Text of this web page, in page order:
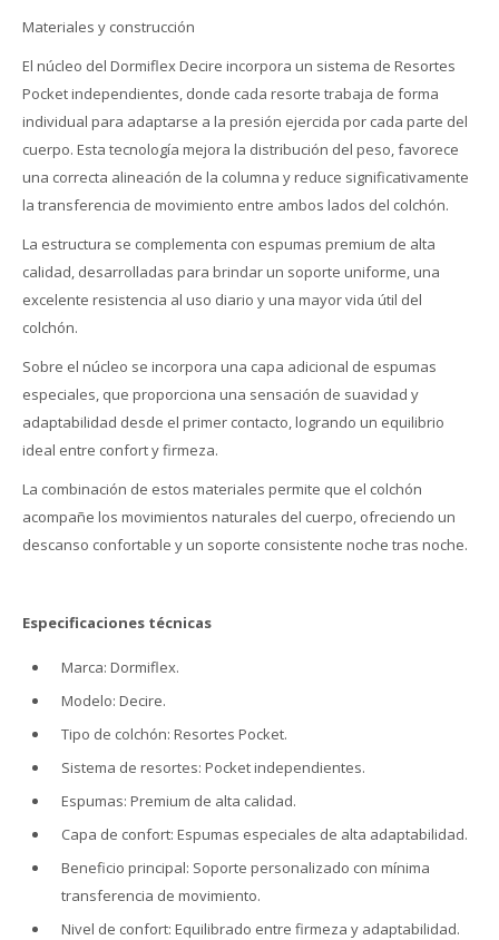
Materiales y construcción
El núcleo del Dormiflex Decire incorpora un sistema de Resortes
Pocket independientes, donde cada resorte trabaja de forma
individual para adaptarse a la presión ejercida por cada parte del
cuerpo. Esta tecnología mejora la distribución del peso, favorece
una correcta alineación de la columna y reduce significativamente
la transferencia de movimiento entre ambos lados del colchón.
La estructura se complementa con espumas premium de alta
calidad, desarrolladas para brindar un soporte uniforme, una
excelente resistencia al uso diario y una mayor vida útil del
colchón.
Sobre el núcleo se incorpora una capa adicional de espumas
especiales, que proporciona una sensación de suavidad y
adaptabilidad desde el primer contacto, logrando un equilibrio
ideal entre confort y firmeza.
La combinación de estos materiales permite que el colchón
acompañe los movimientos naturales del cuerpo, ofreciendo un
descanso confortable y un soporte consistente noche tras noche.
Especificaciones técnicas
Marca: Dormiflex.
Modelo: Decire.
Tipo de colchón: Resortes Pocket.
Sistema de resortes: Pocket independientes.
Espumas: Premium de alta calidad.
Capa de confort: Espumas especiales de alta adaptabilidad.
Beneficio principal: Soporte personalizado con mínima
transferencia de movimiento.
Nivel de confort: Equilibrado entre firmeza y adaptabilidad.